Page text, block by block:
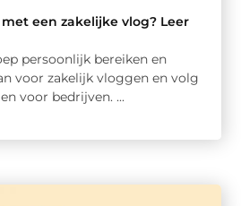
een zakelijke vlog? Leer
persoonlijk bereiken en
voor zakelijk vloggen en volg
voor bedrijven. ...